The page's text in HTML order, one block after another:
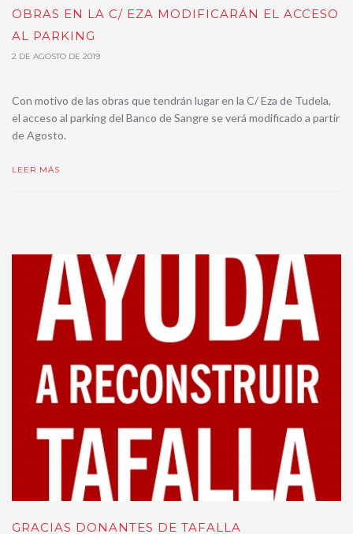
OBRAS EN LA C/ EZA MODIFICARÁN EL ACCESO
AL PARKING
2 DE AGOSTO DE 2019
Con motivo de las obras que tendrán lugar en la C/ Eza de Tudela,
el acceso al parking del Banco de Sangre se verá modificado a partir
de Agosto.
LEER MÁS
GRACIAS DONANTES DE TAFALLA